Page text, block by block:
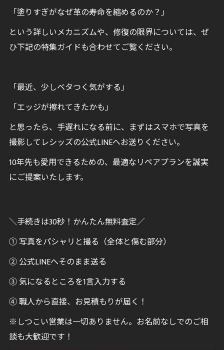
「塗りすぎがなぜ革の寿命を縮めるのか？」
という詳しいメカニズムや、修復の限界については、ぜ
ひ下記の特集ガイドも合わせてご覧ください。
「最近、少しベタつく気がする」
「エッジが擦れてきたかも」
と思ったら、手遅れになる前に、まずはスマホで写真を
撮影してレシッズの公式LINEへお送りください。
10年先も愛用できるための、最適なリペアプランを誠実
にご提案いたします。
＼手続きは30秒！かんたん無料査定／
① 写真をパシャリと撮る（全体と傷む部分）
② 公式LINEへそのまま送る
③ 気になるところを1言入力する
④ 職人から直接、お見積もりが届く！
※しつこい営業は一切ありません。お名前なしでのご相
談も大歓迎です！